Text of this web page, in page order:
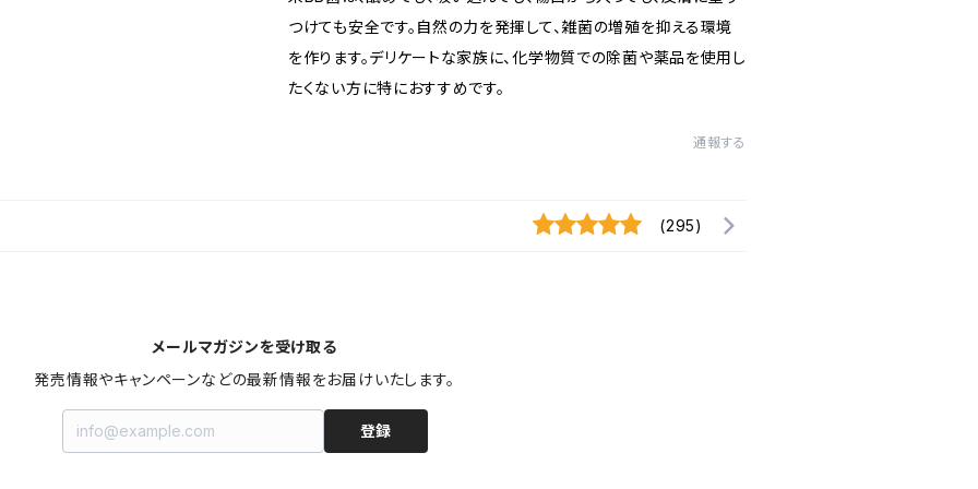
つけても安全です。自然の力を発揮して、雑菌の増殖を抑える環境
を作ります。デリケートな家族に、化学物質での除菌や薬品を使用し
たくない方に特におすすめです。
通報する
(295)
メールマガジンを受け取る
発売情報やキャンペーンなどの最新情報をお届けいたします。
登録